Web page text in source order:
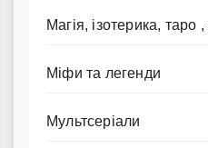
Магія, ізотерика, таро ,
Міфи та легенди
Мультсеріали